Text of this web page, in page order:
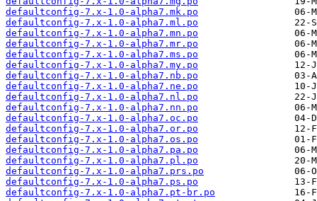
defaultconfig-7.x-1.0-alpha7.mk.po
defaultconfig-7.x-1.0-alpha7.ml.po
defaultconfig-7.x-1.0-alpha7.mn.po
defaultconfig-7.x-1.0-alpha7.mr.po
defaultconfig-7.x-1.0-alpha7.ms.po
defaultconfig-7.x-1.0-alpha7.my.po
defaultconfig-7.x-1.0-alpha7.nb.po
defaultconfig-7.x-1.0-alpha7.ne.po
defaultconfig-7.x-1.0-alpha7.nl.po
defaultconfig-7.x-1.0-alpha7.nn.po
defaultconfig-7.x-1.0-alpha7.oc.po
defaultconfig-7.x-1.0-alpha7.or.po
defaultconfig-7.x-1.0-alpha7.os.po
defaultconfig-7.x-1.0-alpha7.pa.po
defaultconfig-7.x-1.0-alpha7.pl.po
defaultconfig-7.x-1.0-alpha7.prs.po
defaultconfig-7.x-1.0-alpha7.ps.po
defaultconfig-7.x-1.0-alpha7.pt-br.po